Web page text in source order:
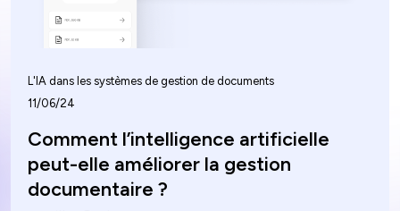
L'IA dans les systèmes de gestion de documents
11/06/24
Comment l’intelligence artificielle
peut-elle améliorer la gestion
documentaire ?